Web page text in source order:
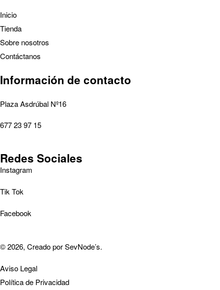
Inicio
Tienda
Sobre nosotros
Contáctanos
Información de contacto
Plaza Asdrúbal Nº16
677 23 97 15
Redes Sociales
Instagram
Tik Tok
Facebook
© 2026, Creado porSevNode’s.
Aviso Legal
Política de Privacidad